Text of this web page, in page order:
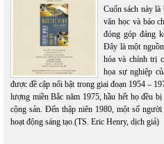
Cuốn sách này
văn học và báo
đóng góp đáng
Đây là một
hóa và chính trị
họa sự nghiệp
được đề cập nổi bật trong giai đoạn 1954 –
lượng miền Bắc năm 1975, hầu hết họ đều
cộng sản. Đến thập niên 1980, một số
hoạt động sáng tạo.(TS. Eric Henry, dịch giả)